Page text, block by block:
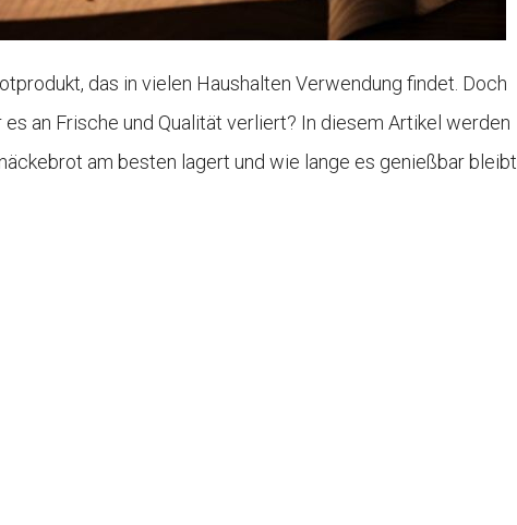
das in vielen Haushalten Verwendung findet. Doch
an Frische und Qualität verliert? In diesem Artikel werden
am besten lagert und wie lange es genießbar bleibt.